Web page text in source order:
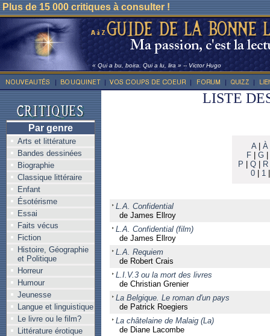
Plus de 15 000 critiques à consulter !
« Qui a bu, boira. Qui a lu, lira » -- Victor Hugo
Par genre
Arts et littérature
Bandes dessinées
Biographie
Classique littéraire
Enfant
Ésotérisme
Essai
Faits vécus
Fiction
Histoire, Géographie
et Politique
Horreur
Humour
Jeunesse
Langue et linguistique
Le livre ou le film?
Littérature érotique
LISTE
A| À
F
G
P
Q R
0
1
L.A. Confidential
de James Ellroy
L.A. Confidential (film)
de James Ellroy
L.A. Requiem
de Robert Crais
L.I.V.3 ou la mort des livres
de Christian Grenier
La Belgique. Le roman d'un pays
de Patrick Roegiers
La châtelaine de Malaig (La)
de Diane Lacombe